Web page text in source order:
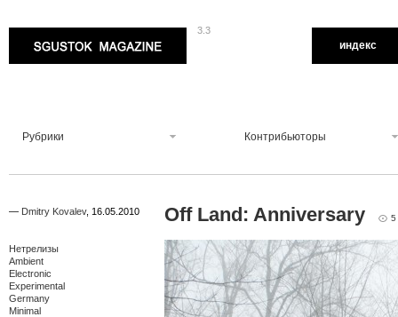
3.3
индекс
Рубрики Контрибьюторы
— Dmitry Kovalev, 16.05.2010
Нетрелизы
Ambient
Electronic
Experimental
Germany
Minimal
Off Land: Anniversary 5